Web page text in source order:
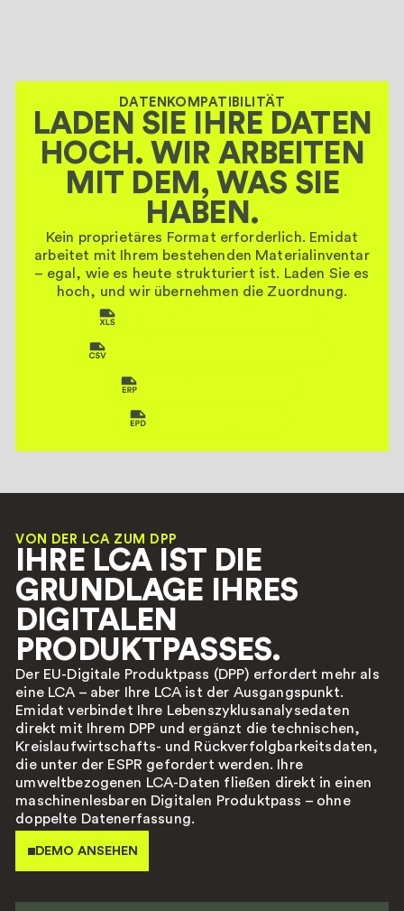
DATENKOMPATIBILITÄT
LADEN SIE IHRE DATEN
HOCH. WIR ARBEITEN
MIT DEM, WAS SIE
HABEN.
Kein proprietäres Format erforderlich. Emidat
arbeitet mit Ihrem bestehenden Materialinventar
– egal, wie es heute strukturiert ist. Laden Sie es
hoch, und wir übernehmen die Zuordnung.
VON DER LCA ZUM DPP
IHRE LCA IST DIE
GRUNDLAGE IHRES
DIGITALEN
PRODUKTPASSES.
Der EU-Digitale Produktpass (DPP) erfordert mehr als
eine LCA – aber Ihre LCA ist der Ausgangspunkt.
Emidat verbindet Ihre Lebenszyklusanalysedaten
direkt mit Ihrem DPP und ergänzt die technischen,
Kreislaufwirtschafts- und Rückverfolgbarkeitsdaten,
die unter der ESPR gefordert werden. Ihre
umweltbezogenen LCA-Daten fließen direkt in einen
maschinenlesbaren Digitalen Produktpass – ohne
doppelte Datenerfassung.
DEMO ANSEHEN